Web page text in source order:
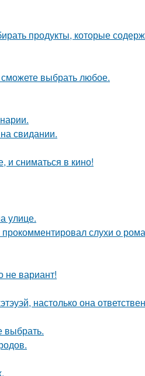
продукты, которые
выбрать любое.
свидании.
и сниматься в кино!
улице.
слухи о
не вариант!
настолько она
выбрать.